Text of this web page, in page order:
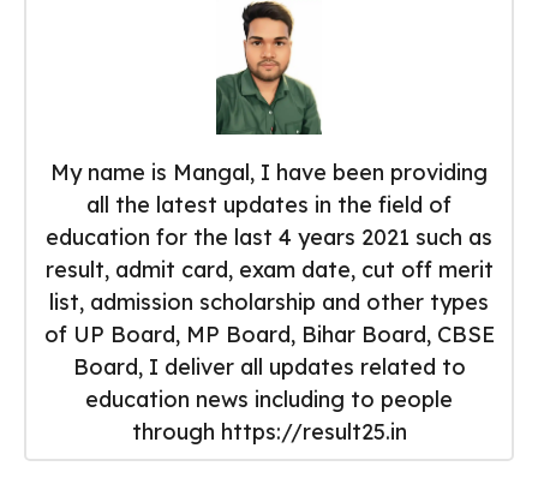
My name is Mangal, I have been providing
all the latest updates in the field of
education for the last 4 years 2021 such as
result, admit card, exam date, cut off merit
list, admission scholarship and other types
of UP Board, MP Board, Bihar Board, CBSE
Board, I deliver all updates related to
education news including to people
through https://result25.in